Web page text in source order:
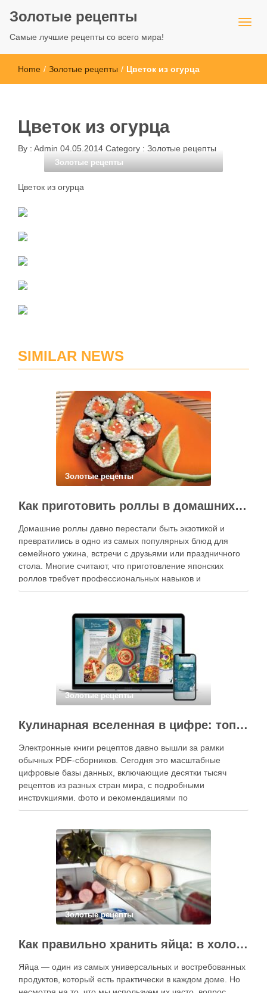
Золотые рецепты
Самые лучшие рецепты со всего мира!
Home / Золотые рецепты / Цветок из огурца
Цветок из огурца
By : Admin 04.05.2014 Category : Золотые рецепты
Золотые рецепты
Цветок из огурца
SIMILAR NEWS
Золотые рецепты
Как приготовить роллы в домашних условиях?
Домашние роллы давно перестали быть экзотикой и
превратились в одно из самых популярных блюд для
семейного ужина, встречи с друзьями или праздничного
стола. Многие считают, что приготовление японских
роллов требует профессиональных навыков и
специального оборудования, однако на практике сделать
кухне. Главное — …
Золотые рецепты
Кулинарная вселенная в цифре: топ-3 самых больших электронных книг рецептов
Электронные книги рецептов давно вышли за рамки
обычных PDF-сборников. Сегодня это масштабные
цифровые базы данных, включающие десятки тысяч
рецептов из разных стран мира, с подробными
инструкциями, фото и рекомендациями по
приготовлению. В отличие от печатных изданий,
контент, расширять коллекции блюд и добавлять новые
функции. Ниже …
Золотые рецепты
Как правильно хранить яйца: в холодильнике или на полке?
Яйца — один из самых универсальных и востребованных
продуктов, который есть практически в каждом доме. Но